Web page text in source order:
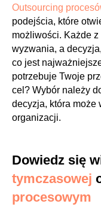
Outsourcing
podejścia, które
możliwości. Każde
wyzwania, a
co jest
potrzebuje Twoje
cel? Wybór należy
decyzja, która może
organizacji.
Dowiedz się
tymczasowej
procesowym